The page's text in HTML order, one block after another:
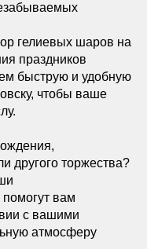
гелиевых шаров на
праздников
быструю и удобную
чтобы ваше
другого торжества?
вам
с вашими
атмосферу